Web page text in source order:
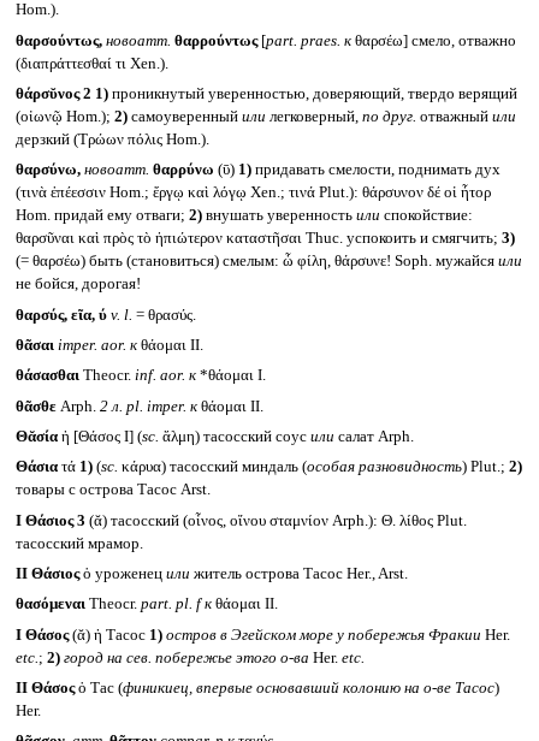
Hom.).
θαρσούντως, новоатт. θαρρούντως [part. praes. кθαρσέω] смело, отважно
(διαπράττεσθαί τι Xen.).
θάρσῠνος 2 1)проникнутый уверенностью, доверяющий, твердо верящий
(οἰωνῷ Hom.); 2)самоуверенный или легковерный, по друг. отважный или
дерзкий (Τρώων πόλις Hom.).
θαρσύνω, новоатт. θαρρύνω (ῡ) 1)придавать смелости, поднимать дух
(τινὰ ἐπέεσσιν Hom.; ἔργῳ καὶ λόγῳ Xen.; τινά Plut.): θάρσυνον δέ οἱ ἦτορ
Hom. придай ему отваги; 2)внушать уверенность или спокойствие:
θαρσῦναι καὶ πρὸς τὸ ἠπιώτερον καταστῆσαι Thuc. успокоить и смягчить; 3)
(= θαρσέω) быть (становиться) смелым: ὦ φίλη, θάρσυνε! Soph. мужайся или
не бойся, дорогая!
θαρσύς, εῖα, ύ v. l. = θρασύς.
θᾶσαι imper. aor. кθάομαι II.
θάσασθαιTheocr. inf. aor. к*θάομαι I.
θᾶσθεArph. 2 л. pl. imper. кθάομαι II.
Θᾰσία ἡ [Θάσος I] (sc. ἅλμη) тасосский соус или салат Arph.
Θάσια τά 1)(sc. κάρυα) тасосский миндаль (особая разновидность) Plut.; 2)
товары с острова Тасос Arst.
I Θάσιος 3 (ᾰ) тасосский (οἶνος, οἴνου σταμνίον Arph.): Θ. λίθος Plut.
тасосский мрамор.
II Θάσιοςὁ уроженец или житель острова Тасос Her., Arst.
θασόμεναιTheocr. part. pl. f кθάομαι II.
I Θάσος(ᾰ) ἡ Тасос 1) остров в Эгейском море у побережья Фракии Her.
etc. ; 2) город на сев. побережье этого о-ва Her. etc.
II Θάσοςὁ Тас (финикиец, впервые основавший колонию на о-ве Тасос)
Her.